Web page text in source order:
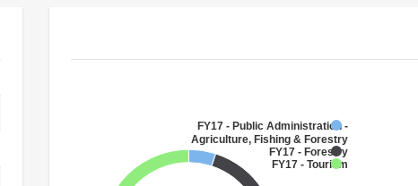
FY17 - Public Administration -
Agriculture, Fishing & Forestry
FY17 - Forestry
FY17 - Tourism